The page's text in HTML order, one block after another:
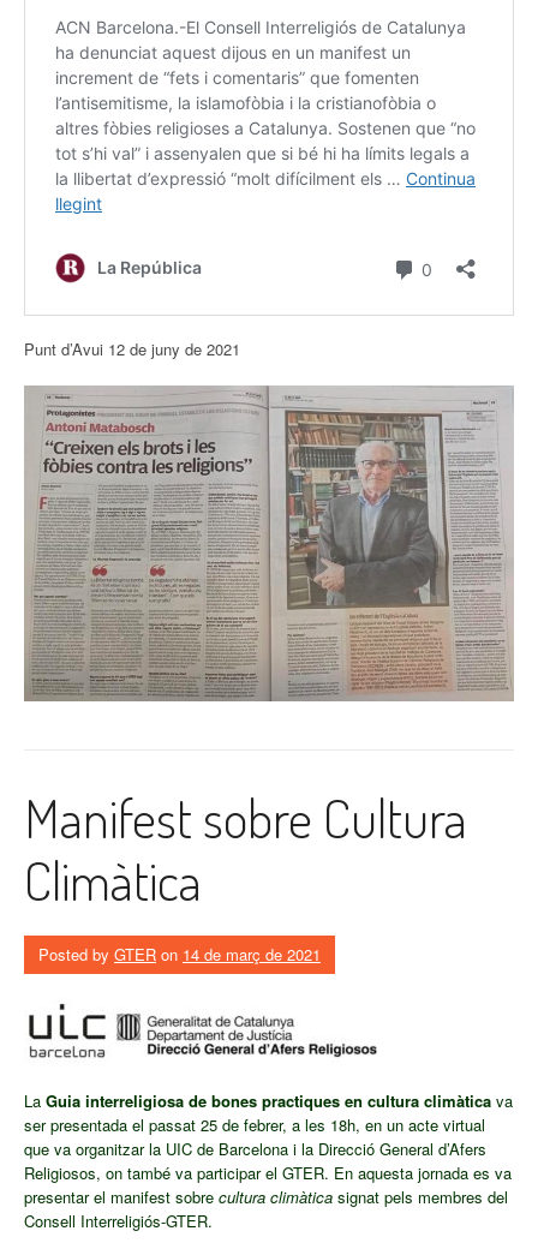
Punt d’Avui 12 de juny de 2021
Manifest sobre Cultura
Climàtica
Posted by GTER on 14 de març de 2021
La Guia interreligiosa de bones practiques en cultura climàtica va
ser presentada el passat 25 de febrer, a les 18h, en un acte virtual
que va organitzar la UIC de Barcelona i la Direcció General d’Afers
Religiosos, on també va participar el GTER. En aquesta jornada es va
presentar el manifest sobre cultura climàtica signat pels membres del
Consell Interreligiós-GTER.